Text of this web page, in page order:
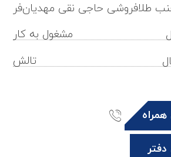
طلافروشی حاجی نقی مهدیان‌فر
مشغول به کار
تالش